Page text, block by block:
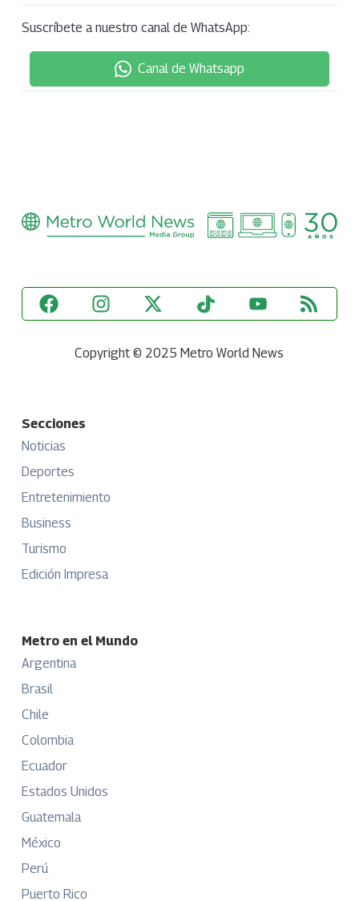
Suscríbete a nuestro canal de WhatsApp:
Canal de Whatsapp
Copyright © 2025 Metro World News
Secciones
Noticias
Deportes
Entretenimiento
Business
Turismo
Edición Impresa
Metro en el Mundo
Argentina
Brasil
Chile
Colombia
Ecuador
Estados Unidos
Guatemala
México
Perú
Puerto Rico